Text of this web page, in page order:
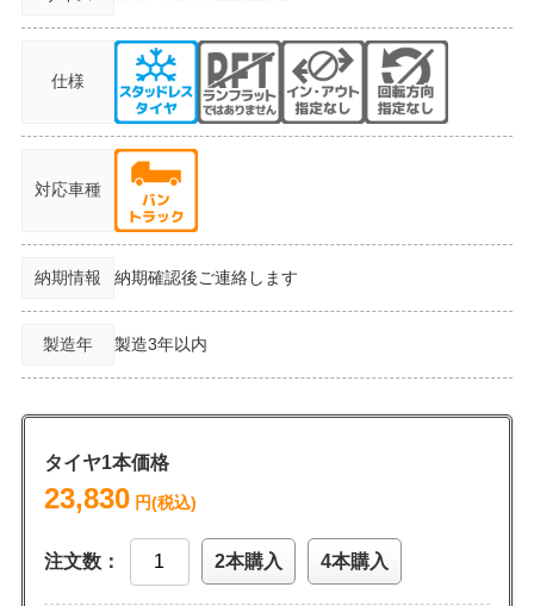
仕様
対応車種
納期情報 納期確認後ご連絡します
製造年 製造3年以内
タイヤ1本価格
23,830円(税込)
注文数： 2本購入 4本購入